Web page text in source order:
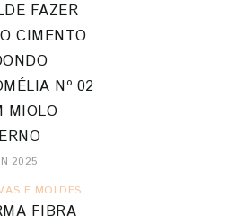
FAZER
CIMENTO
Nº 02
MIOLO
2025
E MOLDES
FIBRA